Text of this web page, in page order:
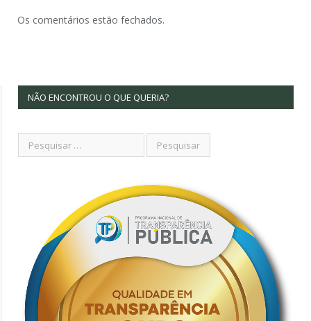
Os comentários estão fechados.
NÃO ENCONTROU O QUE QUERIA?